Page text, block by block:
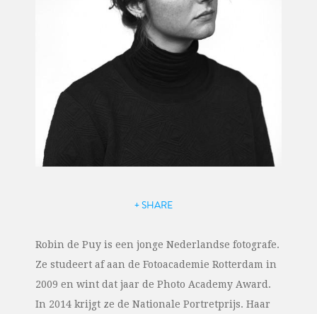
+ SHARE
Robin de Puy is een jonge Nederlandse fotografe.
Ze studeert af aan de Fotoacademie Rotterdam in
2009 en wint dat jaar de Photo Academy Award.
In 2014 krijgt ze de Nationale Portretprijs. Haar